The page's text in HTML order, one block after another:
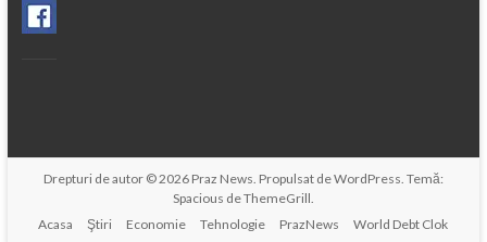
Drepturi de autor © 2026 Praz News. Propulsat deWordPress. Temă:
Spacious deThemeGrill.
Acasa
Ştiri Economie Tehnologie PrazNews World Debt Clok